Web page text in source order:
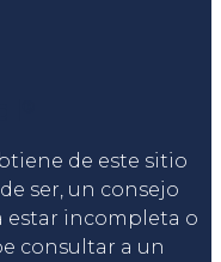
de este sitio
ser, un consejo
estar incompleta o
consultar a un